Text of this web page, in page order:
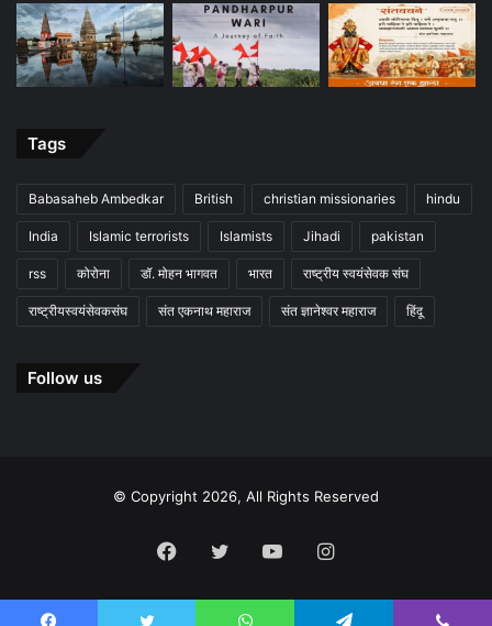
Tags
Babasaheb Ambedkar British christian missionaries hindu
India Islamic terrorists Islamists Jihadi pakistan
rss कोरोना डॉ. मोहन भागवत भारत राष्ट्रीय स्वयंसेवक संघ
राष्ट्रीयस्वयंसेवकसंघ संत एकनाथ महाराज संत ज्ञानेश्वर महाराज हिंदू
Follow us
© Copyright 2026, All Rights Reserved
Facebook
TwitterYouTubeInstagram